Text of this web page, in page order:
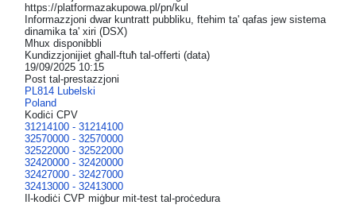
https://platformazakupowa.pl/pn/kul
Informazzjoni dwar kuntratt pubbliku, ftehim ta' qafas jew sistema
dinamika ta' xiri (DSX)
Mhux disponibbli
Kundizzjonijiet għall-ftuħ tal-offerti (data)
19/09/2025 10:15
Post tal-prestazzjoni
PL814 Lubelski
Poland
Kodiċi CPV
31214100 - 31214100
32570000 - 32570000
32522000 - 32522000
32420000 - 32420000
32427000 - 32427000
32413000 - 32413000
Il-kodiċi CVP miġbur mit-test tal-proċedura